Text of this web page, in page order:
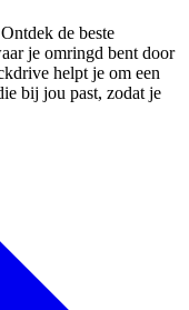
de beste
je omringd bent door
helpt je om een
bij jou past, zodat je